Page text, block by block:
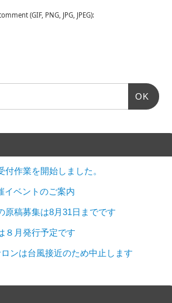
(GIF, PNG, JPG, JPEG):
OK
付作業を開始しました。
イベントのご案内
原稿募集は8月31日までです
８月発行予定です
ンは台風接近のため中止します